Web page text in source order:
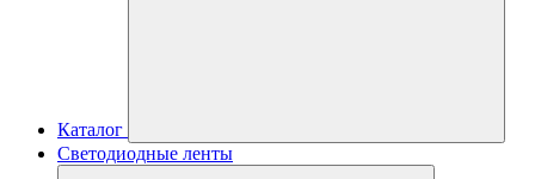
Каталог
Светодиодные ленты